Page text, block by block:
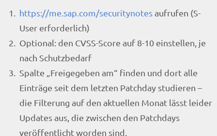
https://me.sap.com/securitynotesaufrufen (S-
User erforderlich)
Optional: den CVSS-Score auf 8-10 einstellen, je
nach Schutzbedarf
Spalte „Freigegeben am“ finden und dort alle
Einträge seit dem letzten Patchday studieren –
die Filterung auf den aktuellen Monat lässt leider
Updates aus, die zwischen den Patchdays
veröffentlicht worden sind.